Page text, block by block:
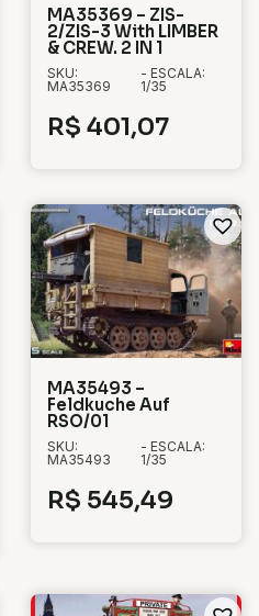
MA35369 – ZIS-
2/ZIS-3 With LIMBER
& CREW. 2 IN 1
SKU:
MA35369
- ESCALA:
1/35
R$ 401,07
MA35493 –
Feldkuche Auf
RSO/01
SKU:
MA35493
- ESCALA:
1/35
R$ 545,49